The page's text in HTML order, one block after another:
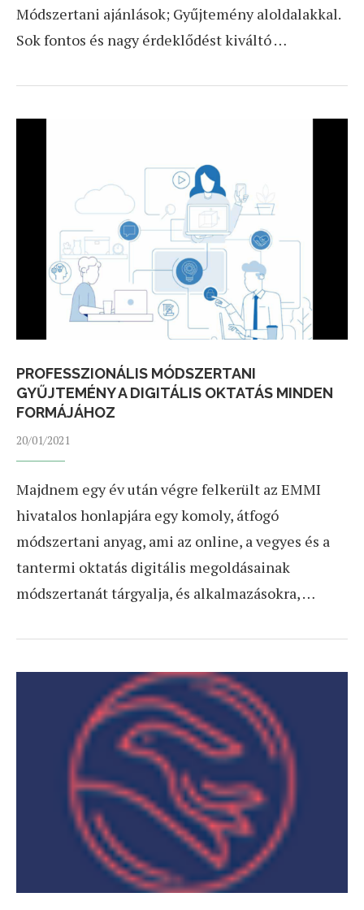
Módszertani ajánlások; Gyűjtemény aloldalakkal.
Sok fontos és nagy érdeklődést kiváltó …
PROFESSZIONÁLIS MÓDSZERTANI
GYŰJTEMÉNY A DIGITÁLIS OKTATÁS MINDEN
FORMÁJÁHOZ
20/01/2021
Majdnem egy év után végre felkerült az EMMI
hivatalos honlapjára egy komoly, átfogó
módszertani anyag, ami az online, a vegyes és a
tantermi oktatás digitális megoldásainak
módszertanát tárgyalja, és alkalmazásokra, …